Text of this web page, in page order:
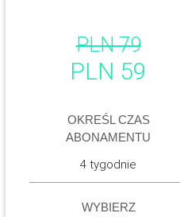
PLN 79
PLN 59
OKREŚL CZAS
ABONAMENTU
WYBIERZ